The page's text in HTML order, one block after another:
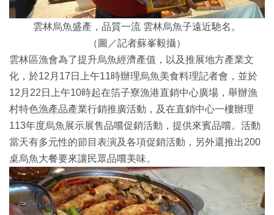
雲林烏魚盛產，品質一流 雲林烏魚子遠近馳名。
（圖／記者蘇峯毅攝）
雲林區漁會為了提升烏魚經濟產值，以及推展地方產業文
化，於12月17日上午11時辦理烏魚美食料理記者會，並於
12月22日上午10時起在箔子寮漁港直銷中心廣場，舉辦漁
村特色漁產品產業行銷推廣活動，及在直銷中心一樓辦理
113年度烏魚展示展售品嚐促銷活動，提供來賓品嚐。活動
當天有多元性的節目表演及各項促銷活動，另外還推出200
桌烏魚大餐要來讓民眾品嚐美味。